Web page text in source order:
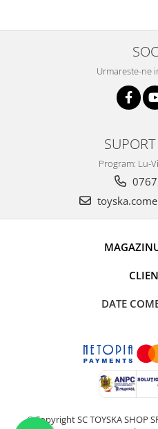
Urmareste-ne
Program: Lu-
DATE
©Copyright SC TOYSKA SHOP